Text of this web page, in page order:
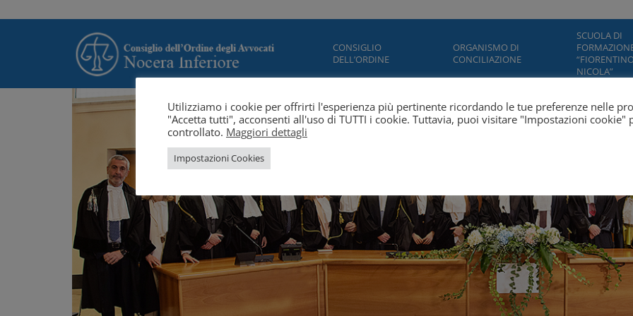
CONSIGLIO
DELL’ORDINE
ORGANISMO DI
CONCILIAZIONE
SCUOLA DI
NICOLA”
Utilizziamo i cookie per offrirti l'esperienza più pertinente ricordando le tue preferenze nelle
"Accetta tutti", acconsenti all'uso di TUTTI i cookie. Tuttavia, puoi visitare "Impostazioni cookie"
controllato. Maggiori dettagli
Impostazioni Cookies